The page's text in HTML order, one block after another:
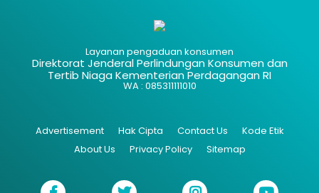
Layanan pengaduan konsumen
Direktorat Jenderal Perlindungan Konsumen dan
Tertib Niaga Kementerian Perdagangan RI
WA : 085311111010
Advertisement Hak Cipta Contact Us
Kode Etik
About Us
Privacy Policy Sitemap